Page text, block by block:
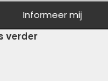
Informeer mij
verder